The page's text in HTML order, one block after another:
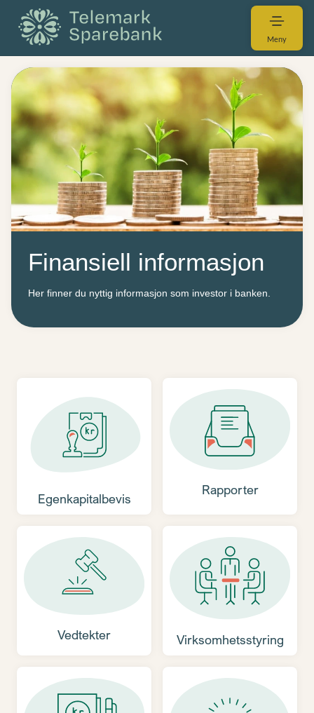
Meny
Finansiell informasjon
Her finner du nyttig informasjon som investor i banken.
Egenkapitalbevis
Rapporter
Vedtekter Virksomhetsstyring